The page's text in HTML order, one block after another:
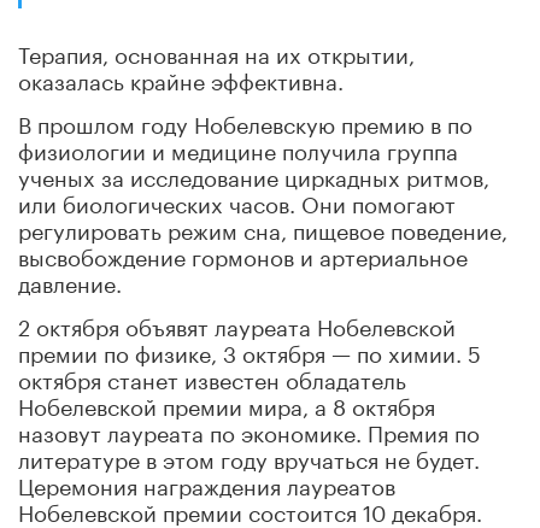
Терапия, основанная на их открытии,
оказалась крайне эффективна.
В прошлом году Нобелевскую премию в по
физиологии и медицине получила группа
ученых за исследование циркадных ритмов,
или биологических часов. Они помогают
регулировать режим сна, пищевое поведение,
высвобождение гормонов и артериальное
давление.
2 октября объявят лауреата Нобелевской
премии по физике, 3 октября — по химии. 5
октября станет известен обладатель
Нобелевской премии мира, а 8 октября
назовут лауреата по экономике. Премия по
литературе в этом году вручаться не будет.
Церемония награждения лауреатов
Нобелевской премии состоится 10 декабря.